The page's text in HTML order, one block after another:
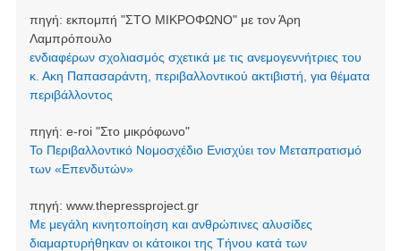
πηγή: εκπομπή "ΣΤΟ ΜΙΚΡΟΦΩΝΟ" με τον Άρη
Λαμπρόπουλο
ενδιαφέρων σχολιασμός σχετικά με τις ανεμογεννήτριες του
κ. Ακη Παπασαράντη, περιβαλλοντικού ακτιβιστή, για θέματα
περιβάλλοντος
πηγή: e-roi "Στο μικρόφωνο"
Το Περιβαλλοντικό Νομοσχέδιο Ενισχύει τον Μεταπρατισμό
των «Επενδυτών»
πηγή: www.thepressproject.gr
Με μεγάλη κινητοποίηση και ανθρώπινες αλυσίδες
διαμαρτυρήθηκαν οι κάτοικοι της Τήνου κατά των